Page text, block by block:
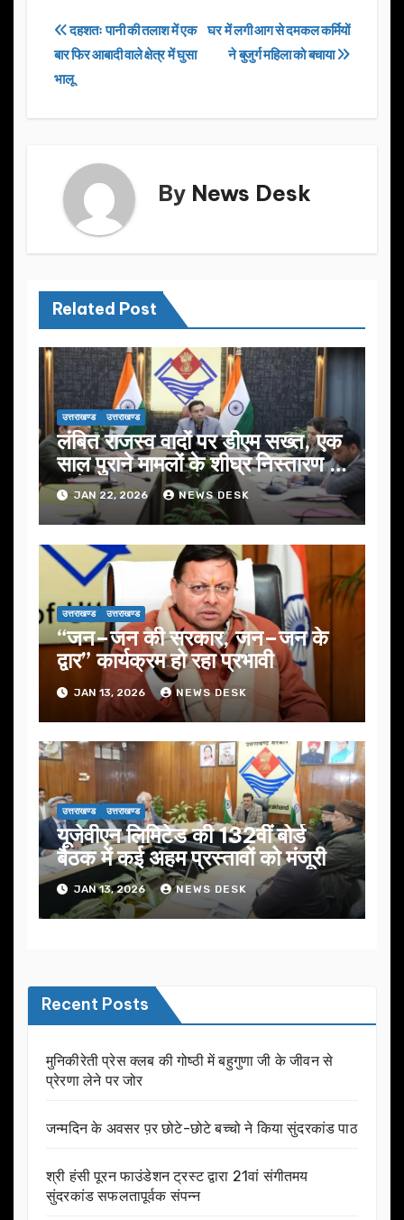
e
b
o
o
d
n
e
Post
navigation
घर में लगी आग से दमकल कर्मियों
ने बुजुर्ग महिला को बचाया
दहशतः पानी की तलाश में एक
बार फिर आबादी वाले क्षेत्र में घुसा
भालू
By News Desk
Related Post
उत्तराखण्ड उत्तराखण्ड
लंबित राजस्व वादों पर डीएम सख्त, एक
साल पुराने मामलों के शीघ्र निस्तारण के
आदेश…
JAN 22, 2026 NEWS DESK
उत्तराखण्ड उत्तराखण्ड
“जन–जन की सरकार, जन–जन के
द्वार” कार्यक्रम हो रहा प्रभावी
JAN 13, 2026 NEWS DESK
उत्तराखण्ड उत्तराखण्ड
यूजेवीएन लिमिटेड की 132वीं बोर्ड
बैठक में कई अहम प्रस्तावों को मंजूरी
JAN 13, 2026 NEWS DESK
Recent Posts
मुनिकीरेती प्रेस क्लब की गोष्ठी में बहुगुणा जी के जीवन से
प्रेरणा लेने पर जोर
जन्मदिन के अवसर प़र छोटे-छोटे बच्चो ने किया सुंदरकांड पाठ
श्री हंसी पूरन फाउंडेशन ट्रस्ट द्वारा 21वां संगीतमय
सुंदरकांड सफलतापूर्वक संपन्न